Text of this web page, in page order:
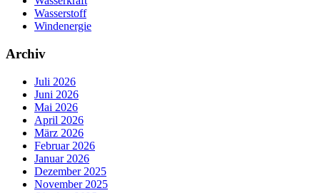
Wasserstoff
Windenergie
Archiv
Juli 2026
Juni 2026
Mai 2026
April 2026
März 2026
Februar 2026
Januar 2026
Dezember 2025
November 2025